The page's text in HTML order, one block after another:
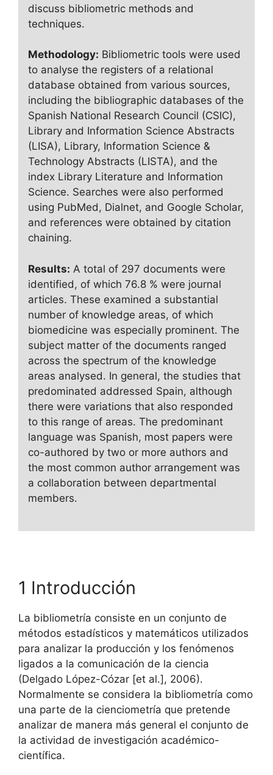
discuss bibliometric methods and
techniques.
Methodology: Bibliometric tools were used
to analyse the registers of a relational
database obtained from various sources,
including the bibliographic databases of the
Spanish National Research Council (CSIC),
Library and Information Science Abstracts
(LISA), Library, Information Science &
Technology Abstracts (LISTA), and the
index Library Literature and Information
Science. Searches were also performed
using PubMed, Dialnet, and Google Scholar,
and references were obtained by citation
chaining.
Results: A total of 297 documents were
identified, of which 76.8 % were journal
articles. These examined a substantial
number of knowledge areas, of which
biomedicine was especially prominent. The
subject matter of the documents ranged
across the spectrum of the knowledge
areas analysed. In general, the studies that
predominated addressed Spain, although
there were variations that also responded
to this range of areas. The predominant
language was Spanish, most papers were
co-authored by two or more authors and
the most common author arrangement was
a collaboration between departmental
members.
1 Introducción
La bibliometría consiste en un conjunto de
métodos estadísticos y matemáticos utilizados
para analizar la producción y los fenómenos
ligados a la comunicación de la ciencia
(Delgado López-Cózar [et al.], 2006).
Normalmente se considera la bibliometría como
una parte de la cienciometría que pretende
analizar de manera más general el conjunto de
la actividad de investigación académico-
científica.